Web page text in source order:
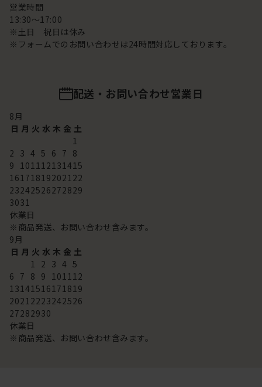
営業時間
13:30～17:00
※土日 祝日は休み
※フォームでのお問い合わせは24時間対応しております。
配送・お問い合わせ営業日
8月
日 月 火 水 木 金 土
1
2 3 4 5 6 7 8
9 101112131415
16171819202122
23242526272829
3031
休業日
※商品発送、お問い合わせ含みます。
9月
日 月 火 水 木 金 土
1 2 3 4 5
6 7 8 9 101112
13141516171819
20212223242526
27282930
休業日
※商品発送、お問い合わせ含みます。